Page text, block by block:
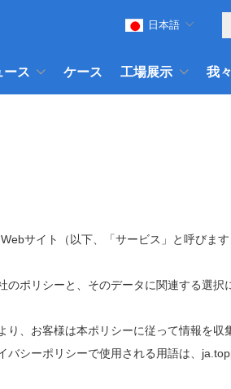
ース ケース 工場展示 我
日本語
サイト（以下、「サービス」と呼びま
ポリシーと、そのデータに関連する選択
、お客様は本ポリシーに従って情報を収
バシーポリシーで使用される用語は、